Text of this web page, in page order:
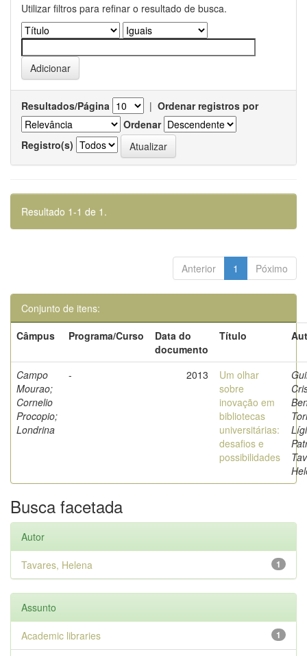
Utilizar filtros para refinar o resultado de busca.
Resultados/Página | Ordenar registros por
Ordenar
Registro(s)
Resultado 1-1 de 1.
Anterior 1 Póximo
Conjunto de itens:
Câmpus
Programa/Curso
Data do
documento
Título
Campo
Mourao;
Cornelio
Procopio;
Londrina
- 2013
Um olhar
sobre
inovação em
bibliotecas
universitárias:
desafios e
possibilidades
Busca facetada
Autor
1
Tavares, Helena
Assunto
1
Academic libraries